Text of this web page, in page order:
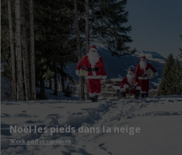
Noël les pieds dans la neige
Week-end et vacances